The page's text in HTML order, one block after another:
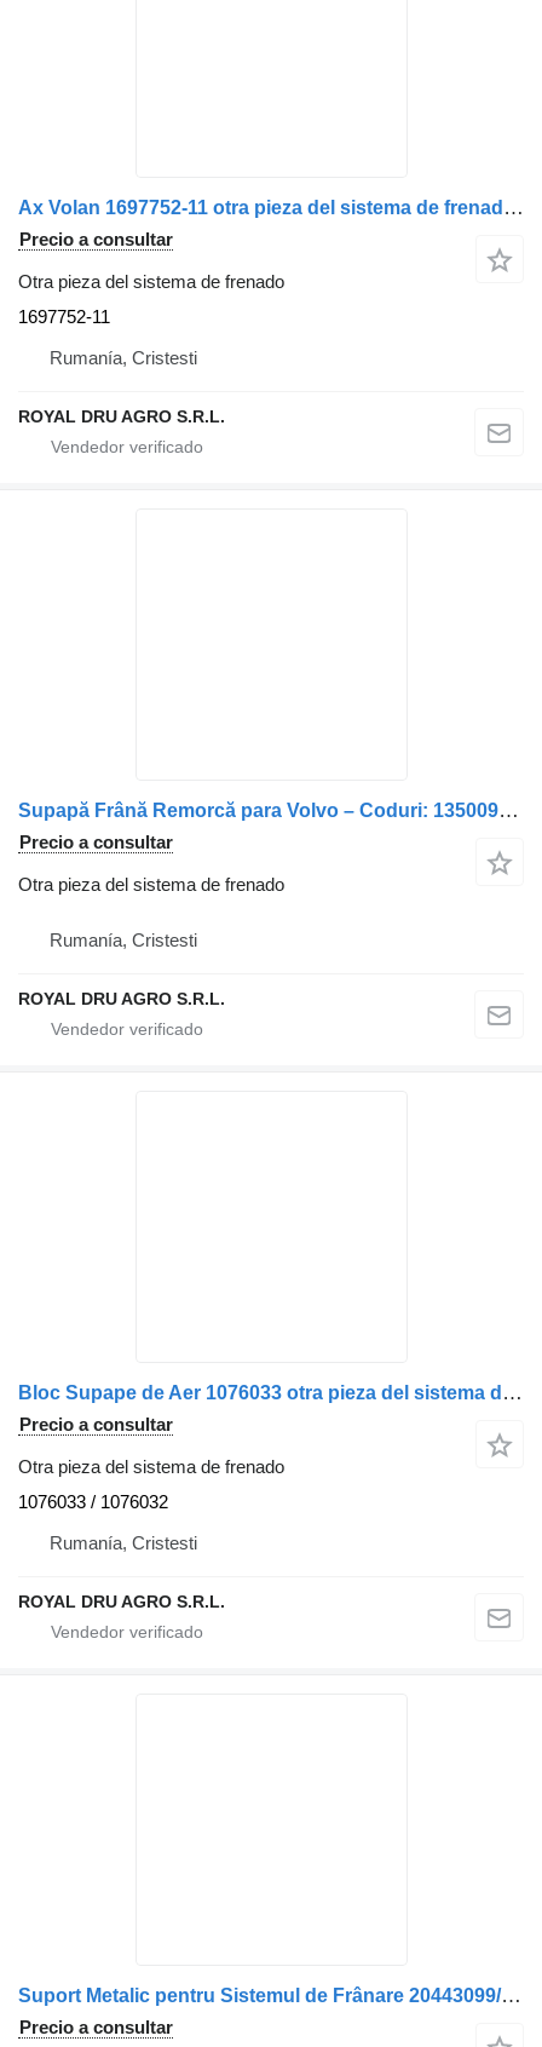
Ax Volan 1697752-11 otra pieza del sistema de frenado para Volvo camión
Precio a consultar
Otra pieza del sistema de frenado
1697752-11
Rumanía, Cristesti
ROYAL DRU AGRO S.R.L.
Supapă Frână Remorcă para Volvo – Coduri: 1350096, 20424431, 1331721, 571194, 1529148, 1935652, 5021170461, 1504970, 20424432 camión
Precio a consultar
Otra pieza del sistema de frenado
Rumanía, Cristesti
ROYAL DRU AGRO S.R.L.
Bloc Supape de Aer 1076033 otra pieza del sistema de frenado para Volvo camión
Precio a consultar
Otra pieza del sistema de frenado
1076033 / 1076032
Rumanía, Cristesti
ROYAL DRU AGRO S.R.L.
Suport Metalic pentru Sistemul de Frânare 20443099/21355128 otra pieza del sistema de frenado para Volvo camión
Precio a consultar